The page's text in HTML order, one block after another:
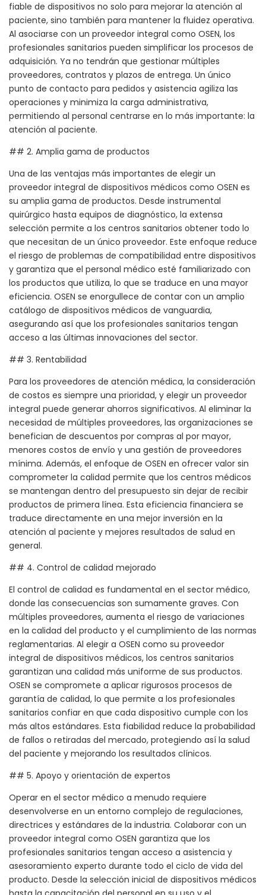
fiable de dispositivos no solo para mejorar la atención al
paciente, sino también para mantener la fluidez operativa.
Al asociarse con un proveedor integral como OSEN, los
profesionales sanitarios pueden simplificar los procesos de
adquisición. Ya no tendrán que gestionar múltiples
proveedores, contratos y plazos de entrega. Un único
punto de contacto para pedidos y asistencia agiliza las
operaciones y minimiza la carga administrativa,
permitiendo al personal centrarse en lo más importante: la
atención al paciente.
## 2. Amplia gama de productos
Una de las ventajas más importantes de elegir un
proveedor integral de dispositivos médicos como OSEN es
su amplia gama de productos. Desde instrumental
quirúrgico hasta equipos de diagnóstico, la extensa
selección permite a los centros sanitarios obtener todo lo
que necesitan de un único proveedor. Este enfoque reduce
el riesgo de problemas de compatibilidad entre dispositivos
y garantiza que el personal médico esté familiarizado con
los productos que utiliza, lo que se traduce en una mayor
eficiencia. OSEN se enorgullece de contar con un amplio
catálogo de dispositivos médicos de vanguardia,
asegurando así que los profesionales sanitarios tengan
acceso a las últimas innovaciones del sector.
## 3. Rentabilidad
Para los proveedores de atención médica, la consideración
de costos es siempre una prioridad, y elegir un proveedor
integral puede generar ahorros significativos. Al eliminar la
necesidad de múltiples proveedores, las organizaciones se
benefician de descuentos por compras al por mayor,
menores costos de envío y una gestión de proveedores
mínima. Además, el enfoque de OSEN en ofrecer valor sin
comprometer la calidad permite que los centros médicos
se mantengan dentro del presupuesto sin dejar de recibir
productos de primera línea. Esta eficiencia financiera se
traduce directamente en una mejor inversión en la
atención al paciente y mejores resultados de salud en
general.
## 4. Control de calidad mejorado
El control de calidad es fundamental en el sector médico,
donde las consecuencias son sumamente graves. Con
múltiples proveedores, aumenta el riesgo de variaciones
en la calidad del producto y el cumplimiento de las normas
reglamentarias. Al elegir a OSEN como su proveedor
integral de dispositivos médicos, los centros sanitarios
garantizan una calidad más uniforme de sus productos.
OSEN se compromete a aplicar rigurosos procesos de
garantía de calidad, lo que permite a los profesionales
sanitarios confiar en que cada dispositivo cumple con los
más altos estándares. Esta fiabilidad reduce la probabilidad
de fallos o retiradas del mercado, protegiendo así la salud
del paciente y mejorando los resultados clínicos.
## 5. Apoyo y orientación de expertos
Operar en el sector médico a menudo requiere
desenvolverse en un entorno complejo de regulaciones,
directrices y estándares de la industria. Colaborar con un
proveedor integral como OSEN garantiza que los
profesionales sanitarios tengan acceso a asistencia y
asesoramiento experto durante todo el ciclo de vida del
producto. Desde la selección inicial de dispositivos médicos